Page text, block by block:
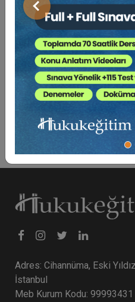
Önceki
ihtiyaçları dışında
olmak için dahi tüketim
değiştirebilmektedirler.
karşısında tüketicinin ve
hukuki düzenlemeler
kaldığından cezai
kılınmıştır. Hazırlanan bu
düzenlenmeleri ele alınmıştır.
Adres: Cihannüma, Eski
İstanbul
Meb Kurum Kodu: 99993431